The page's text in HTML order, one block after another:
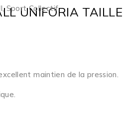
,Sport Collectif
UNIFORIA TAILLE
maintien de la pression.